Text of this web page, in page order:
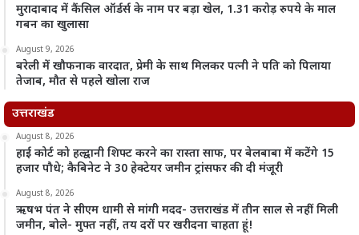
मुरादाबाद में कैंसिल ऑर्डर्स के नाम पर बड़ा खेल, 1.31 करोड़ रुपये के माल
गबन का खुलासा
August 9, 2026
बरेली में खौफनाक वारदात, प्रेमी के साथ मिलकर पत्नी ने पति को पिलाया
तेजाब, मौत से पहले खोला राज
उत्तराखंड
August 8, 2026
हाई कोर्ट को हल्द्वानी शिफ्ट करने का रास्ता साफ, पर बेलबाबा में कटेंगे 15
हजार पौधे; कैबिनेट ने 30 हेक्टेयर जमीन ट्रांसफर की दी मंजूरी
August 8, 2026
ऋषभ पंत ने सीएम धामी से मांगी मदद- उत्तराखंड में तीन साल से नहीं मिली
जमीन, बोले- मुफ्त नहीं, तय दरों पर खरीदना चाहता हूं!